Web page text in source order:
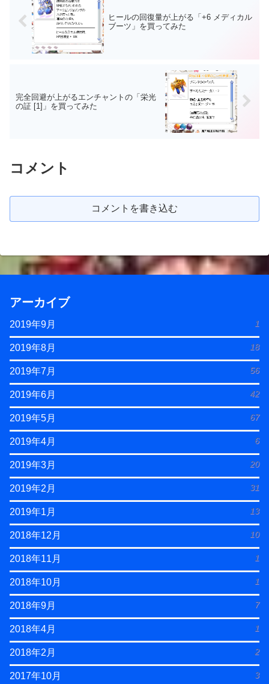
ヒールの回復量が上がる「+6 メディカル
ブーツ」を買ってみた
完全回避が上がるエンチャントの「栄光
の証 [1]」を買ってみた
コメント
コメントを書き込む
アーカイブ
2019年9月 1
2019年8月 18
2019年7月 56
2019年6月 42
2019年5月 67
2019年4月 6
2019年3月 20
2019年2月 31
2019年1月 13
2018年12月 10
2018年11月 1
2018年10月 1
2018年9月 7
2018年4月 1
2018年2月 2
2017年10月 3